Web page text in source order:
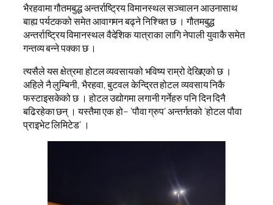
भैरहवामा गौतमबुद्ध अन्तर्राष्ट्रिय विमानस्थल सञ्चालन आउनासाथ
बाह्य पर्यटकको समेत आवागमन बढ्ने निश्चित छ । गौतमबुद्ध
अन्तर्राष्ट्रिय विमानस्थल वैदेशिक यात्राका लागि नेपाली युवाकै समेत
गन्तव्य बन्ने पक्का छ ।
त्यसैले यस क्षेत्रमा होटल व्यवसायको भविष्य राम्रो देखिएको छ ।
अहिले नै लुम्बिनी, भैरहवा, बुटवल केन्द्रित होटल व्यवसाय निकै
फस्टाइसकेको छ । होटल उद्योगमा लगानी गर्नेहरु पनि दिन दिनै
बढिरहेका छन् । यस्तैमा एक हो– ‘पौवा ग्रुप’ अन्तर्गतको ‘होटल पौवा
प्राइभेट लिमिटेड’ ।